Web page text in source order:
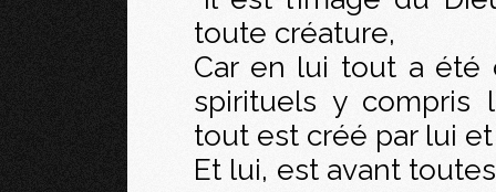
toute créature,
Car en lui tout a été
spirituels y compris
tout est créé par lui
Et lui, est avant